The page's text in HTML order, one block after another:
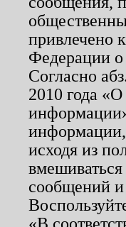
привлечено
Федерации
Согласно
2010 года
информации,
исходя из
вмешиваться
сообщений и
«В